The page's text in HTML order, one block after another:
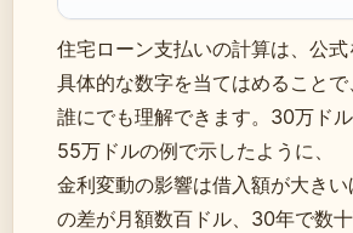
住宅ローン支払いの計算は、公式
具体的な数字を当てはめることで
誰にでも理解できます。30万ド
55万ドルの例で示したように、
金利変動の影響は借入額が大き
の差が月額数百ドル、30年で数